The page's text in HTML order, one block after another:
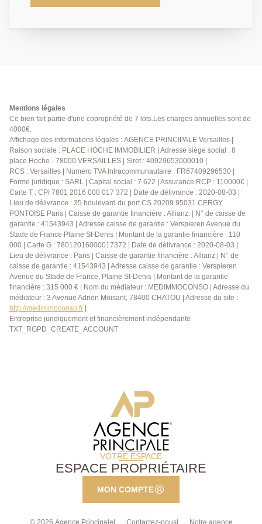
bassin de Neptune, des commerces de la rue de la
chambres (dont une de 29m² / possibilité 4), deux
salles de douche avec wc. A cela s'ajoutent une cave
et une chambre de service de 13 m² carrez ainsi
qu'un grenier. Local vélos dans la copropriété. Un
bien qui vous séduira par ses magnifiques éléments
anciens sa petite terrasse unique dans le quartier. A
visiter sans tarder. Exclusivité.
Mentions légales
Ce bien fait partie d'une copropriété de 7 lots.Les charges annuelles sont de
4000€.
Affichage des informations légales : AGENCE PRINCIPALE Versailles |
Raison sociale : PLACE HOCHE IMMOBILIER | Adresse siège social : 8
place Hoche - 78000 VERSAILLES | Siret : 40929653000010 |
RCS : Versailles | Numero TVA Intracommunautaire : FR67409296530 |
Forme juridique : SARL | Capital social : 7 622 | Assurance RCP : 110000€ |
Carte T : CPI 7801 2016 000 017 372 | Date de délivrance : 2020-08-03 |
Lieu de délivrance : 35 boulevard du port CS 20209 95031 CERGY
PONTOISE Paris | Caisse de garantie financière : Allianz. | N° de caisse de
garantie : 41543943 | Adresse caisse de garantie : Verspieren Avenue du
Stade de France Plaine St-Denis | Montant de la garantie financière : 110
000 | Carte G : 78012016000017372 | Date de délivrance : 2020-08-03 |
Lieu de délivrance : Paris | Caisse de garantie financière : Allianz | N° de
caisse de garantie : 41543943 | Adresse caisse de garantie : Verspieren
Avenue du Stade de France, Plaine St-Denis | Montant de la garantie
financière : 315 000 € | Nom du médiateur : MEDIMMOCONSO | Adresse du
médiateur : 3 Avenue Adrien Moisant, 78400 CHATOU | Adresse du site :
http://medimmoconso.fr
Entreprise juridiquement et financièrement indépendante
TXT_RGPD_CREATE_ACCOUNT
VOTRE ESPACE
ESPACE PROPRIÉTAIRE
MON COMPTE
© 2026 Agence Principale Contactez-nous Notre agence